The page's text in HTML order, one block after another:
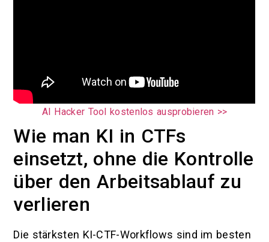
AI Hacker Tool kostenlos ausprobieren >>
Wie man KI in CTFs
einsetzt, ohne die Kontrolle
über den Arbeitsablauf zu
verlieren
Die stärksten KI-CTF-Workflows sind im besten